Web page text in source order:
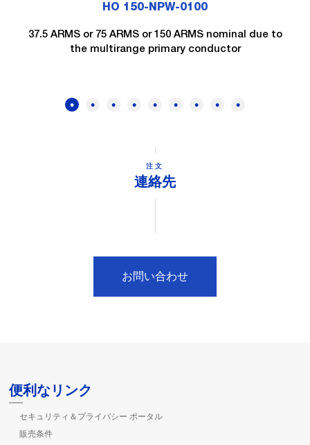
HO 150-NPW-0100
37.5 ARMS or 75 ARMS or 150 ARMS nominal due to
the multirange primary conductor
注文
連絡先
お問い合わせ
便利なリンク
セキュリティ＆プライバシー ポータル
販売条件